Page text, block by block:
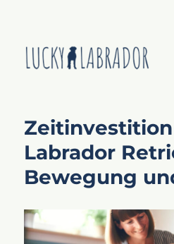
Labrador
Bewegung